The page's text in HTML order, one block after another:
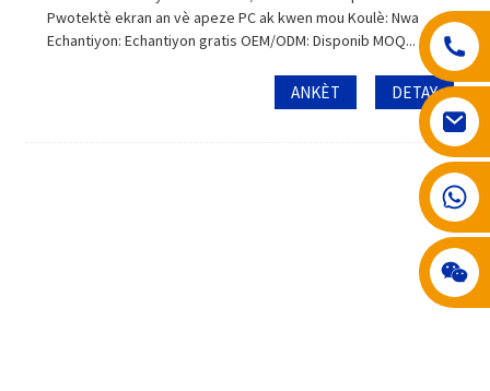
Pwotektè ekran an vè apeze PC ak kwen mou Koulè: Nwa
Echantiyon: Echantiyon gratis OEM/ODM: Disponib MOQ...
ANKÈT DETAY